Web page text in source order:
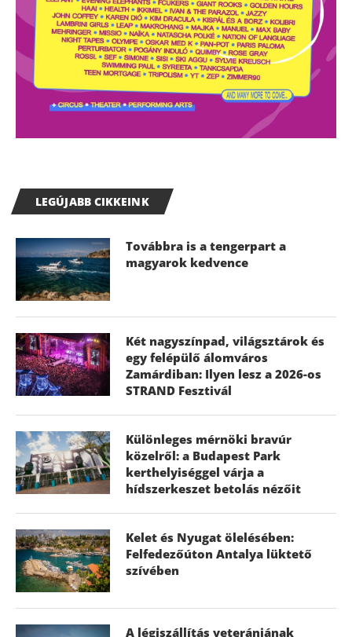
LEGÚJABB CIKKEINK
Továbbra is a tengerpart a
magyarok kedvence
Két nagyszínpad, világsztárok és
egy felépülő álomváros
Zamárdiban: Ilyen lesz a 2026-os
STRAND Fesztivál
Különleges mérnöki bravúr
közelről: a Budapest Park
kerthelyiséggel várja a
hídszerkeszet betolás nézőit
Kelet és Nyugat ölelésében:
Felfedezőúton Antalya lüktető
szívében
A légiszállítás veteránjának